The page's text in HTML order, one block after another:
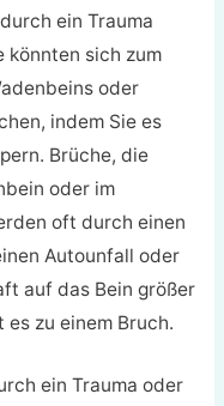
ein Trauma
könnten sich zum
oder
indem Sie es
Brüche, die
oder im
oft durch einen
Autounfall oder
auf das Bein größer
zu einem Bruch.
ein Trauma oder